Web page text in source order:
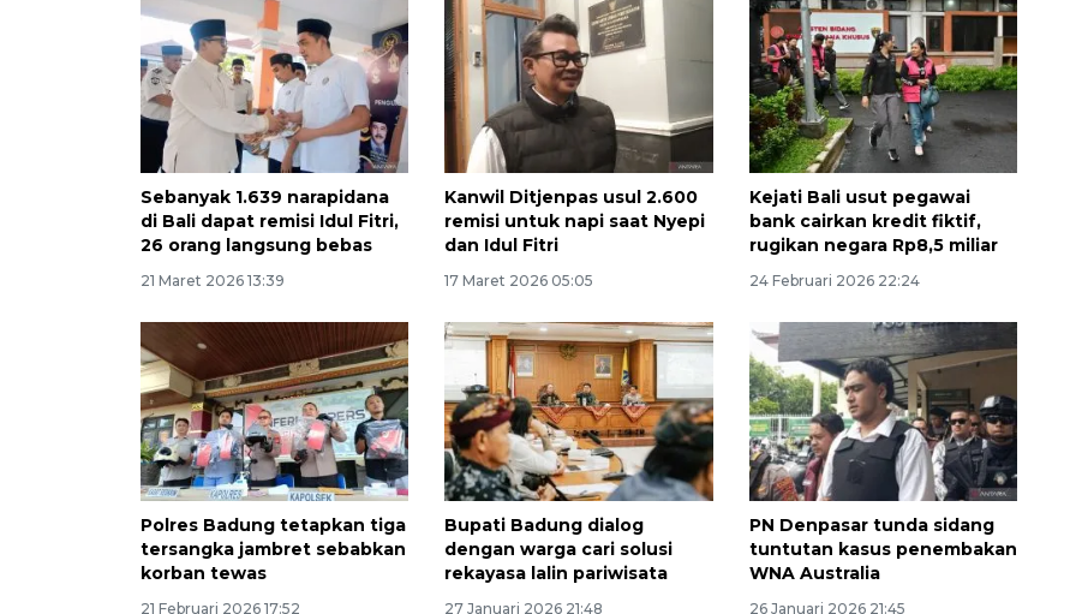
Sebanyak 1.639 narapidana
di Bali dapat remisi Idul Fitri,
26 orang langsung bebas
21 Maret 2026 13:39
Kanwil Ditjenpas usul 2.600
remisi untuk napi saat Nyepi
dan Idul Fitri
17 Maret 2026 05:05
Kejati Bali usut pegawai
bank cairkan kredit fiktif,
rugikan negara Rp8,5 miliar
24 Februari 2026 22:24
Polres Badung tetapkan tiga
tersangka jambret sebabkan
korban tewas
21 Februari 2026 17:52
Bupati Badung dialog
dengan warga cari solusi
rekayasa lalin pariwisata
27 Januari 2026 21:48
PN Denpasar tunda sidang
tuntutan kasus penembakan
WNA Australia
26 Januari 2026 21:45